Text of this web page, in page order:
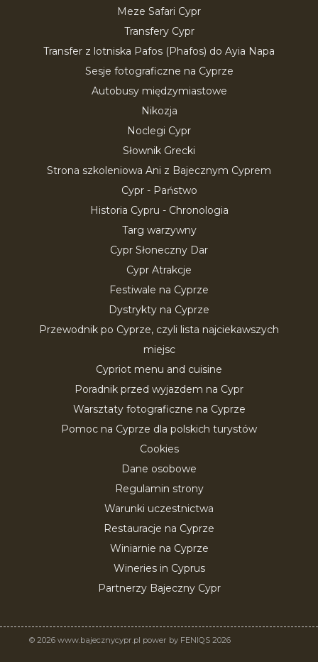
Meze Safari Cypr
Transfery Cypr
Transfer z lotniska Pafos (Phafos) do Ayia Napa
Sesje fotograficzne na Cyprze
Autobusy międzymiastowe
Nikozja
Noclegi Cypr
Słownik Grecki
Strona szkoleniowa Ani z Bajecznym Cyprem
Cypr - Państwo
Historia Cypru - Chronologia
Targ warzywny
Cypr Słoneczny Dar
Cypr Atrakcje
Festiwale na Cyprze
Dystrykty na Cyprze
Przewodnik po Cyprze, czyli lista najciekawszych
miejsc
Cypriot menu and cuisine
Poradnik przed wyjazdem na Cypr
Warsztaty fotograficzne na Cyprze
Pomoc na Cyprze dla polskich turystów
Cookies
Dane osobowe
Regulamin strony
Warunki uczestnictwa
Restauracje na Cyprze
Winiarnie na Cyprze
Wineries in Cyprus
Partnerzy Bajeczny Cypr
© 2026 www.bajecznycypr.pl power by FENIQS 2026